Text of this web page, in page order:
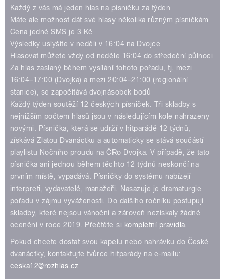
pause
Každý z vás má jeden hlas na písničku za týden
Máte ale možnost dát své hlasy několika různým písničkám
Cena jedné SMS je 3 Kč
Výsledky uslyšíte v neděli v 16:04 na Dvojce
Hlasovat můžete vždy od neděle 16:04 do středeční půlnoci
Za hlas zaslaný během vysílání tohoto pořadu, tj. mezi
16:04–17:00 (Dvojka) a mezi 20:04–21:00 (regionální
stanice), se započítává dvojnásobek bodů
Každý týden soutěží 12 českých písniček. Tři skladby s
nejnižším počtem hlasů jsou v následujícím kole nahrazeny
novými. Písnička, která se udrží v hitparádě 12 týdnů,
získává Zlatou Dvanáctku a automaticky se stává součástí
playlistu Nočního proudu na ČRo Dvojka. V případě, že tato
písnička ani jednou během těchto 12 týdnů neskončí na
prvním místě, vypadává. Písničky do systému nabízejí
interpreti, vydavatelé, manažeři. Nasazuje je dramaturgie
pořadu v zájmu vyváženosti. Do dalšího ročníku postupují
skladby, které nejsou vánoční a zároveň nezískaly žádné
ocenění v roce 2019. Přečtěte si kompletní pravidla
Pokud chcete dostat svou kapelu nebo nahrávku do České
dvanáctky, kontaktujte tvůrce hitparády na e-mailu:
ceska12@rozhlas.cz